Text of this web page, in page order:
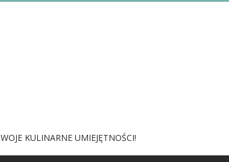
KULINARNE UMIEJĘTNOŚCI!